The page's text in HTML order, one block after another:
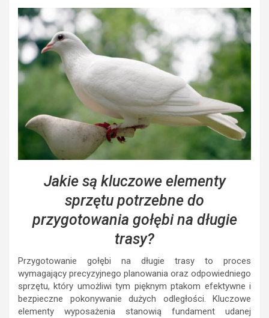
Jakie są kluczowe elementy
sprzętu potrzebne do
przygotowania gołębi na długie
trasy?
Przygotowanie gołębi na długie trasy to proces
wymagający precyzyjnego planowania oraz odpowiedniego
sprzętu, który umożliwi tym pięknym ptakom efektywne i
bezpieczne pokonywanie dużych odległości. Kluczowe
elementy wyposażenia stanowią fundament udanej